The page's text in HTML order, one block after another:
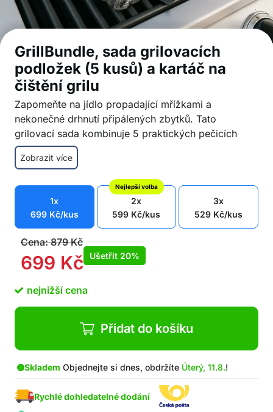
GrillBundle, sada grilovacích
podložek (5 kusů) a kartáč na
čištění grilu
Zapomeňte na jídlo propadající mřížkami a
nekonečné drhnutí připálených zbytků. Tato
grilovací sada kombinuje 5 praktických pečicích
podložek a 1 bezpečnostní kartáč bez kovových
štětin, které společně zajišťují čistší, jednodušší a
bezpečnější způsob grilování.
Grilovací podložky (5x):
Nelepivé, vhodné pro všechny druhy potravin
Vhodné pro opakované použití
Lze mýt v myčce
Kartáč na čištění grilu (1x):
Bez kovových štětin, bezpečný pro potraviny
Délka 43 cm, zajišťuje bezpečný úchop bez
popálení
V balení: 1x kartáč na gril bez štětin, 5x grilovací
Zobrazit více
1x
699 Kč/kus
Nejlepší volba
2x
599 Kč/kus
3x
529 Kč/kus
Cena:879Kč
699 Kč Ušetřit 20%
nejnižší cena
Přidat do košíku
Skladem Objednejte si dnes, obdržíte Úterý, 11.8.!
Rychlé dohledatelné dodání